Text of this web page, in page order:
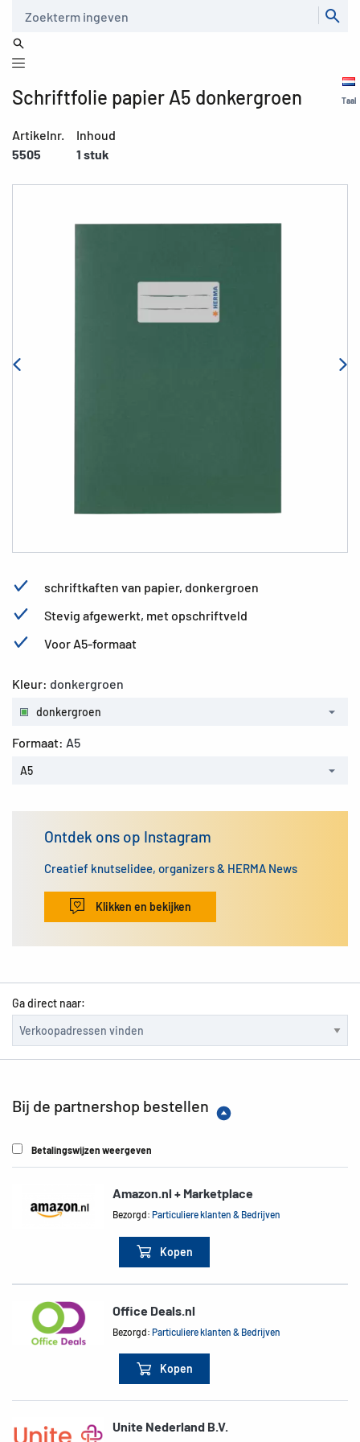
Taal
Schriftfolie papier A5 donkergroen
Artikelnr.
5505
Inhoud
1 stuk
schriftkaften van papier, donkergroen
Stevig afgewerkt, met opschriftveld
Voor A5-formaat
Kleur: donkergroen
donkergroen
Formaat: A5
A5
Ontdek ons op Instagram
Creatief knutselidee, organizers & HERMA News
Klikken en bekijken
Ga direct naar:
Bij de partnershop bestellen
Betalingswijzen weergeven
Amazon.nl + Marketplace
Bezorgd:Particuliere klanten & Bedrijven
Kopen
Office Deals.nl
Bezorgd:Particuliere klanten & Bedrijven
Kopen
Unite Nederland B.V.